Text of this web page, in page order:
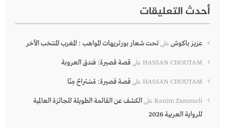
أحدث التعليقات
عزيز باكوش علىتحت شعار بورتريهات المواهب : المغرب المنتخب الآخر
HASSAN CHOUTAM علىقصة قصيرة: فندق العروبة
HASSAN CHOUTAM علىقصة قصيرة: مُسْتراحٌ مِنّا
Ranim Zammeli علىالكشف عن القائمة الطويلة للجائزة العالمية
للرواية العربية 2026